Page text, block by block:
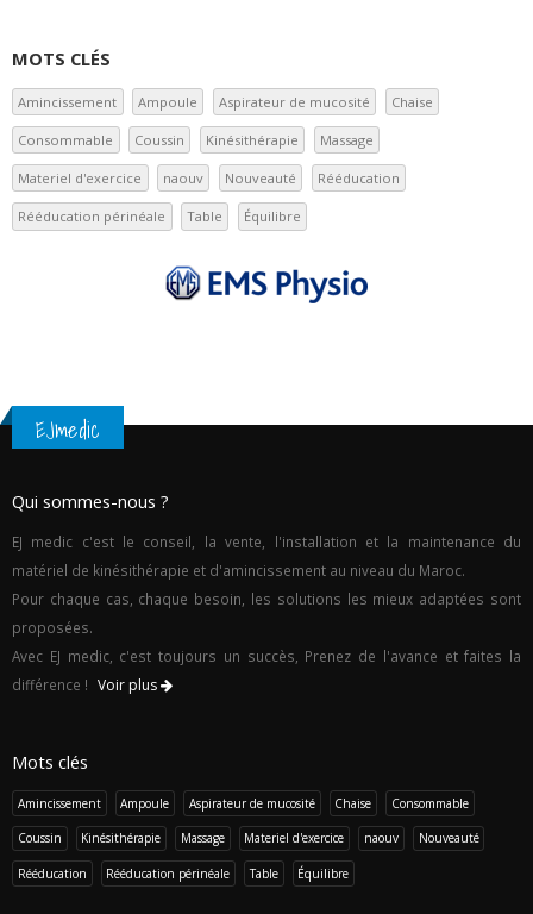
MOTS CLÉS
Amincissement Ampoule Aspirateur de mucosité Chaise
Consommable Coussin Kinésithérapie Massage
Materiel d'exercice naouv Nouveauté Rééducation
Rééducation périnéale Table Équilibre
EJmedic
Qui sommes-nous ?
EJ medic c'est le conseil, la vente, l'installation et la maintenance du
matériel de kinésithérapie et d'amincissement au niveau du Maroc.
Pour chaque cas, chaque besoin, les solutions les mieux adaptées sont
proposées.
Avec EJ medic, c'est toujours un succès, Prenez de l'avance et faites la
différence ! Voir plus
Mots clés
Amincissement Ampoule Aspirateur de mucosité Chaise Consommable
Coussin Kinésithérapie Massage Materiel d'exercice naouv Nouveauté
Rééducation Rééducation périnéale Table Équilibre